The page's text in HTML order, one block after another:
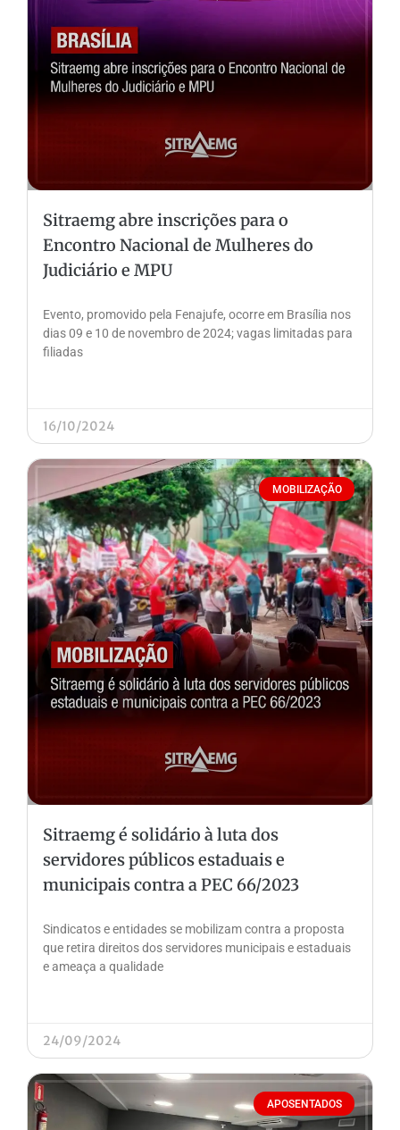
Sitraemg abre inscrições para o
Encontro Nacional de Mulheres do
Judiciário e MPU
Evento, promovido pela Fenajufe, ocorre em Brasília nos
dias 09 e 10 de novembro de 2024; vagas limitadas para
filiadas
16/10/2024
MOBILIZAÇÃO
Sitraemg é solidário à luta dos
servidores públicos estaduais e
municipais contra a PEC 66/2023
Sindicatos e entidades se mobilizam contra a proposta
que retira direitos dos servidores municipais e estaduais
e ameaça a qualidade
24/09/2024
APOSENTADOS